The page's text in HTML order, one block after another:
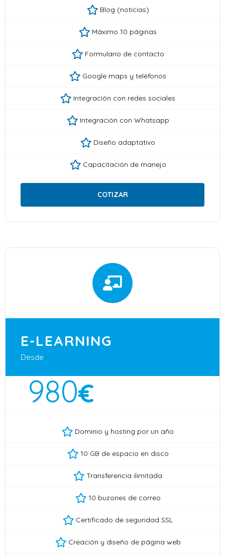
Blog (noticias)
Máximo 10 páginas
Formulario de contacto
Google maps y teléfonos
Integración con redes sociales
Integración con Whatsapp
Diseño adaptativo
Capacitación de manejo
COTIZAR
E-LEARNING
Desde
980€
Dominio y hosting por un año
10 GB de espacio en disco
Transferencia ilimitada
10 buzones de correo
Certificado de seguridad SSL
Creación y diseño de página web